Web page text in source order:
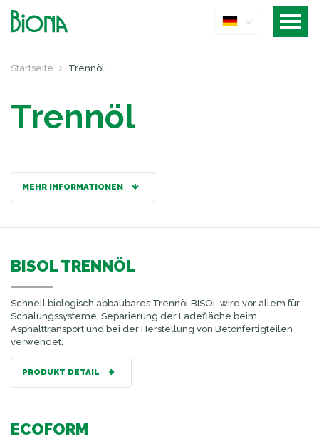
Startseite Trennöl
Trennöl
MEHR INFORMATIONEN
BISOL TRENNÖL
Schnell biologisch abbaubares Trennöl BISOL wird vor allem für
Schalungssysteme, Separierung der Ladefläche beim
Asphalttransport und bei der Herstellung von Betonfertigteilen
verwendet.
PRODUKT DETAIL
ECOFORM